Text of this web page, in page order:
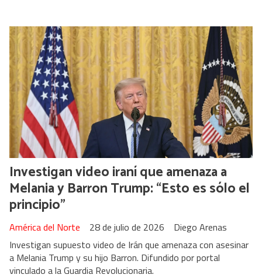
Investigan video iraní que amenaza a
Melania y Barron Trump: “Esto es sólo el
principio”
Diego Arenas
América del Norte
28 de julio de 2026
Investigan supuesto video de Irán que amenaza con asesinar
a Melania Trump y su hijo Barron. Difundido por portal
vinculado a la Guardia Revolucionaria.